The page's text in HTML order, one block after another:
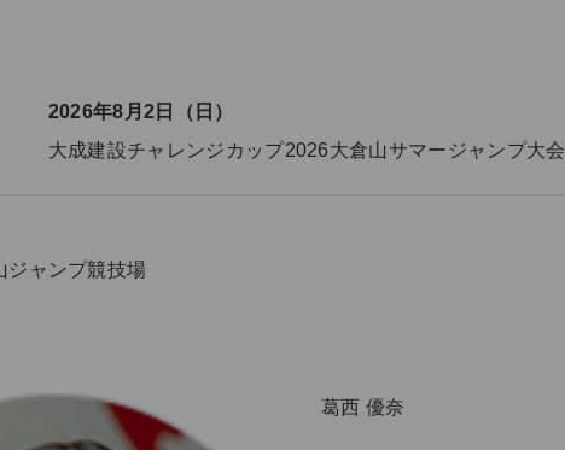
2026年8月2日（日）
大成建設チャレンジカップ2026大倉山サマージャンプ大会
ジャンプ競技場
葛西 優奈